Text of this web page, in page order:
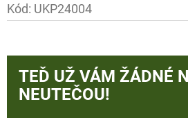
Kód: UKP24004
TEĎ UŽ VÁM ŽÁDNÉ
NEUTEČOU!